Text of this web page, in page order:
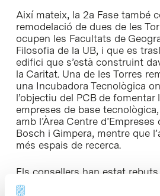
Així mateix, la 2a Fase també
remodelació de dues de les
ocupen les Facultats de
Filosofia de la UB, i que es
edifici que s’està construint
la Caritat. Una de les Torres
una Incubadora Tecnològica
l’objectiu del PCB de
empreses de base
amb l’Àrea Centre
Bosch i Gimpera, mentre que
més espais de recerca.
Els consellers han estat
Universitat de Barcelona (UB)